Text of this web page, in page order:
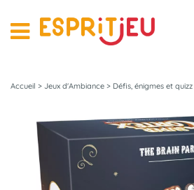
Accueil > Jeux d'Ambiance > Défis, énigmes et quizz